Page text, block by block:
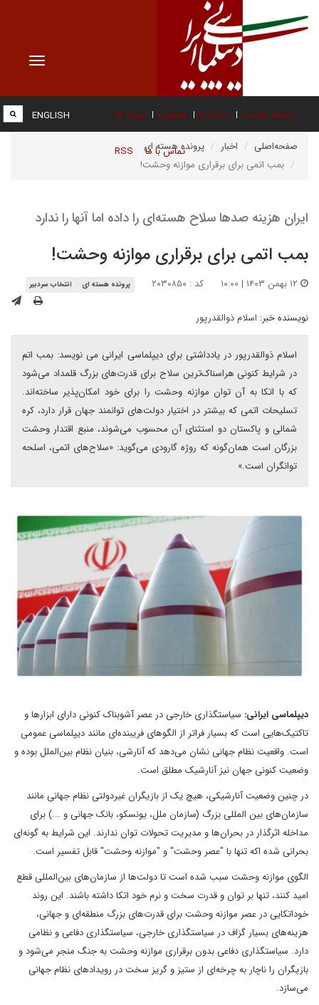
Toggle
صفحه نخست درباره ما عضویت پیوند ها
تماس با ما RSS
ENGLISH
صفحه‌اصلی اخبار
پرونده هسته ای
بمب اتمی برای برقراری موازنه وحشت!
ایران هزینه صدها سلاح هسته‌ای را داده اما آنها را ندارد
بمب اتمی برای برقراری موازنه وحشت!
کد : ۲۰۳۰۸۵۰ پرونده هسته ای انتخاب سردبیر
نویسنده خبر: اسلام ذوالقدرپور
اسلام ذوالقدرپور در یادداشتی برای دیپلماسی ایرانی می نویسد: بمب اتم
در شرایط کنونی هراسناک‌ترین سلاح برای قدرت‌های بزرگ قلمداد می‌شود
که با اتکا به آن توان موازنه وحشت را برای خود امکان‌پذیر ساخته‌اند.
تسلیحات اتمی که بیشتر در اختیار دولت‌های توانمند جهان قرار دارد، کره
شمالی و پاکستان دو استثنای آن محسوب می‌شوند، منبع اقتدار وحشت
بزرگان است همان‌گونه که روژه ‌گارودی می‌گوید: «سلاح‌های اتمی، اسلحه
توانگران است.»
دیپلماسی ایرانی: سیاستگذاری خارجی در عصر آشوبناک کنونی دارای ابزارها و
تاکتیک‌هایی است که بسیار فراتر از الگوهای فریبنده‌ای مانند دیپلماسی عمومی
است. واقعیت نظام جهانی نشان می‌دهد که آنارشی، بنیان نظام بین‌الملل بوده و
وضعیت کنونی جهان نیز آنارشیک مطلق است.
در چنین وضعیت آنارشیکی، هیچ یک از بازیگران غیردولتی نظام جهانی مانند
سازمان‌های بین المللی بزرگ (سازمان ملل، یونسکو، بانک جهانی و ...) برای
مداخله اثرگذار در بحران‌ها و مدیریت تحولات توان ندارند. این شرایط به گونه‌ای
بحرانی شده اکه تنها با "عصر وحشت" و "موازنه وحشت" قابل تفسیر است.
الگوی موازنه وحشت سبب شده است تا دولت‌ها از سازمان‌های بین‌المللی قطع
امید کنند، تنها بر توان و قدرت سخت و نرم خود اتکا داشته باشند. این روند
خوداتکایی در عصر موازنه وحشت برای قدرت‌های بزرگ منطقه‌ای و جهانی،
هزینه‌های بسیار گزاف در سیاستگذاری خارجی، سیاستگذاری دفاعی و نظامی
دارد. سیاستگذاری دفاعی بدون برقراری موازنه وحشت به جنگ منجر می‌شود و
بازیگران را ناچار به چرخه‌ای از ستیز و گریز سخت در رویدادهای نظام جهانی
می‌سازد.